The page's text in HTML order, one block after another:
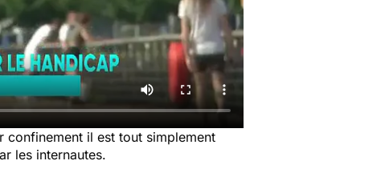
confinement il est tout simplement
les internautes.